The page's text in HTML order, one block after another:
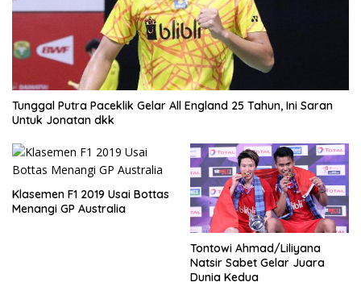
Tunggal Putra Paceklik Gelar All England 25 Tahun, Ini Saran
Untuk Jonatan dkk
Klasemen F1 2019 Usai Bottas
Menangi GP Australia
Tontowi Ahmad/Liliyana
Natsir Sabet Gelar Juara
Dunia Kedua